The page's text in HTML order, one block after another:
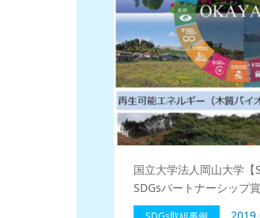
国立大学法人岡山大学【
SDGsパートナーシップ